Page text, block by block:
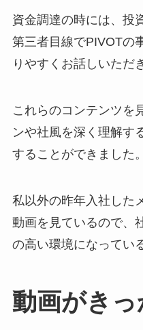
資金調達の時には、投
第三者目線でPIVOTの
りやすくお話しいただ
これらのコンテンツを
ンや社風を深く理解す
することができました。
私以外の昨年入社した
動画を見ているので、
の高い環境になってい
動画がき